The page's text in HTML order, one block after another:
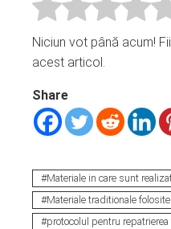
Niciun vot până acum!
acest articol.
Share
Materiale in care sunt
Materiale traditionale
protocolul pentru